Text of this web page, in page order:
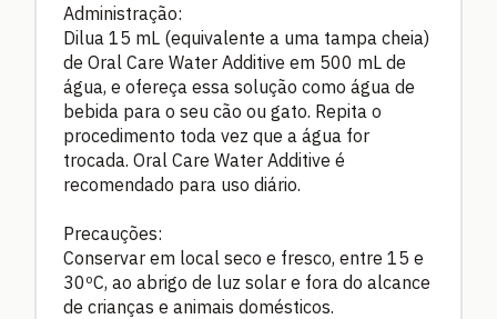
Administração:
Dilua 15 mL (equivalente a uma tampa cheia)
de Oral Care Water Additive em 500 mL de
água, e ofereça essa solução como água de
bebida para o seu cão ou gato. Repita o
procedimento toda vez que a água for
trocada. Oral Care Water Additive é
recomendado para uso diário.
Precauções:
Conservar em local seco e fresco, entre 15 e
30ºC, ao abrigo de luz solar e fora do alcance
de crianças e animais domésticos.